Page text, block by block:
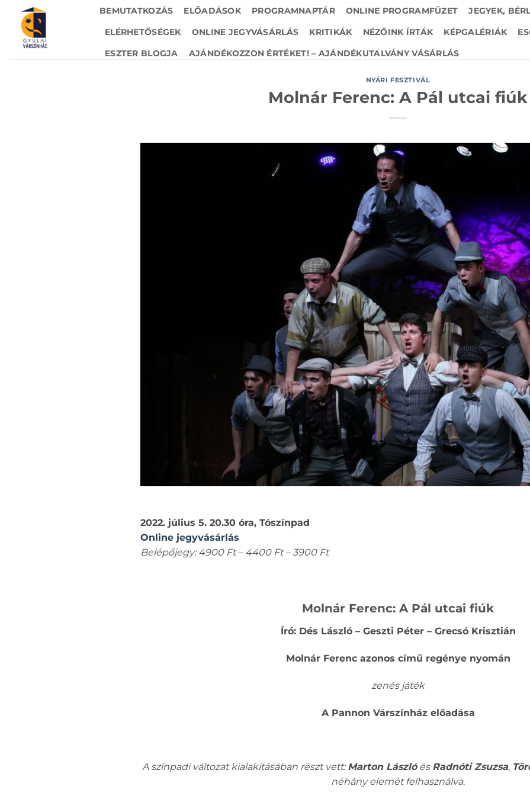
content
BEMUTATKOZÁS ELŐADÁSOK PROGRAMNAPTÁR ONLINE PROGRAMFÜZET JEGYEK,
ELÉRHETŐSÉGEK
ONLINE JEGYVÁSÁRLÁS KRITIKÁK NÉZŐINK ÍRTÁK KÉPGALÉRIÁK
ESZTER BLOGJA
AJÁNDÉKOZZON ÉRTÉKET! – AJÁNDÉKUTALVÁNY VÁSÁRLÁS
NYÁRI FESZTIVÁL
Molnár Ferenc: A Pál utcai fiúk
2022. július 5. 20.30 óra, Tószínpad
Online jegyvásárlás
Belépőjegy: 4900 Ft – 4400 Ft – 3900 Ft
Molnár Ferenc: A Pál utcai fiúk
Író: Dés László – Geszti Péter – Grecsó Krisztián
Molnár Ferenc azonos című regénye nyomán
zenés játék
A Pannon Várszínház előadása
A színpadi változat kialakításában részt vett:Marton Lászlóés Radnóti Zsuzsa,
néhány elemét felhasználva.